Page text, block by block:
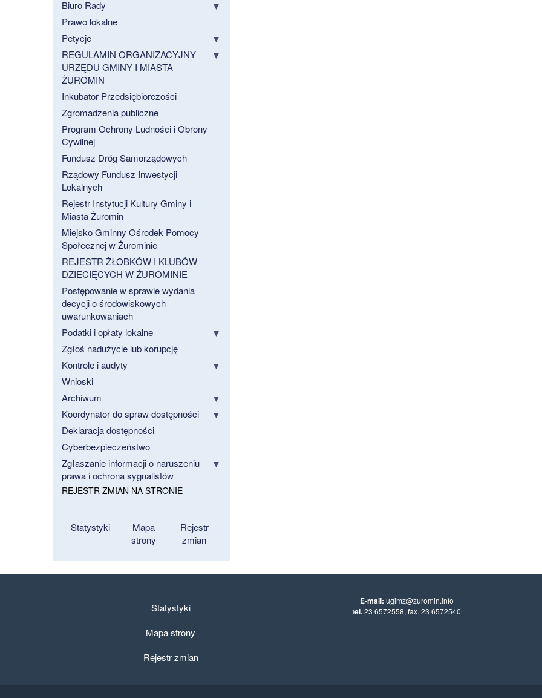
Biuro Rady
Prawo lokalne
Petycje
REGULAMIN ORGANIZACYJNY
URZĘDU GMINY I MIASTA
ŻUROMIN
Inkubator Przedsiębiorczości
Zgromadzenia publiczne
Program Ochrony Ludności i Obrony
Cywilnej
Fundusz Dróg Samorządowych
Rządowy Fundusz Inwestycji
Lokalnych
Rejestr Instytucji Kultury Gminy i
Miasta Żuromin
Miejsko Gminny Ośrodek Pomocy
Społecznej w Żurominie
REJESTR ŻŁOBKÓW I KLUBÓW
DZIECIĘCYCH W ŻUROMINIE
Postępowanie w sprawie wydania
decycji o środowiskowych
uwarunkowaniach
Podatki i opłaty lokalne
Zgłoś nadużycie lub korupcję
Kontrole i audyty
Wnioski
Archiwum
Koordynator do spraw dostępności
Deklaracja dostępności
Cyberbezpieczeństwo
Zgłaszanie informacji o naruszeniu
prawa i ochrona sygnalistów
REJESTR ZMIAN NA STRONIE
Statystyki
Mapa
strony
Rejestr
zmian
Statystyki
Mapa strony
Rejestr zmian
E-mail: ugimz@zuromin.info
tel.23 6572558, fax. 23 6572540